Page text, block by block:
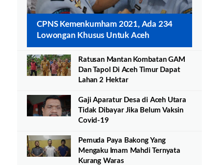
CPNS Kemenkumham 2021, Ada 234
Lowongan Khusus Untuk Aceh
Ratusan Mantan Kombatan GAM
Dan Tapol Di Aceh Timur Dapat
Lahan 2 Hektar
Gaji Aparatur Desa di Aceh Utara
Tidak Dibayar Jika Belum Vaksin
Covid-19
Pemuda Paya Bakong Yang
Mengaku Imam Mahdi Ternyata
Kurang Waras